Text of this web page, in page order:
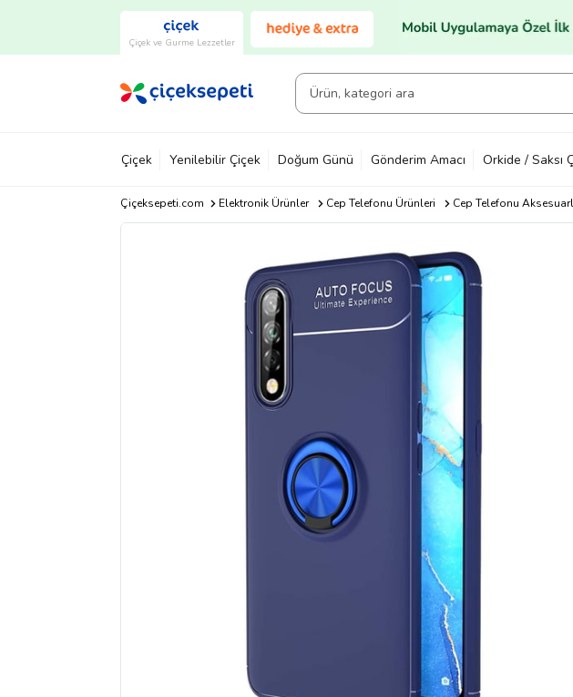
Çiçek ve Gurme Lezzetler
Çiçek Yenilebilir Çiçek Doğum Günü Gönderim Amacı Orkide / Saksı
Çiçeksepeti.com Elektronik Ürünler Cep Telefonu Ürünleri Cep Telefonu